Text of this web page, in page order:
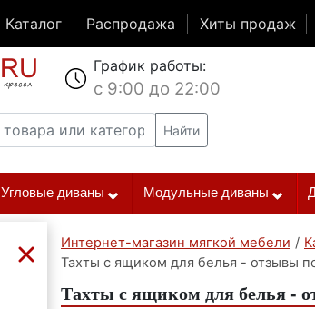
Каталог Распродажа Хиты продаж
График работы:
с 9:00 до 22:00
Найти
Угловые диваны Модульные диваны
Интернет-магазин мягкой мебели /
Тахты с ящиком для белья - отзывы
Тахты с ящиком для белья -